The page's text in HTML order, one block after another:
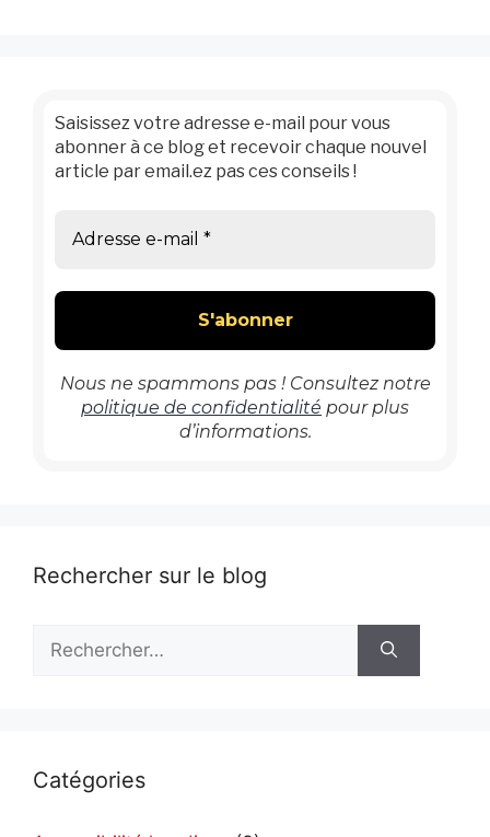
Saisissez votre adresse e-mail pour vous
abonner à ce blog et recevoir chaque nouvel
article par email.ez pas ces conseils !
Nous ne spammons pas ! Consultez notre
politique de confidentialité pour plus
d’informations.
Rechercher sur le blog
Rechercher :
Catégories